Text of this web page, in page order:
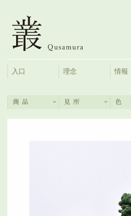
入口 理念 情報